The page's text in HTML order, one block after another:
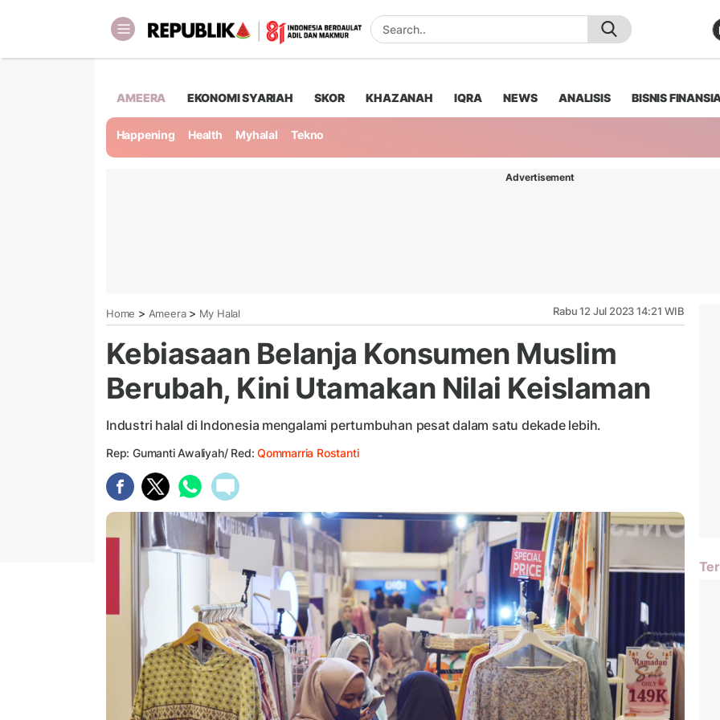
AMEERA EKONOMI SYARIAH SKOR KHAZANAH IQRA NEWS ANALISIS BISNIS
Happening Health Myhalal Tekno
Advertisement
Home > Ameera> My Halal Rabu 12 Jul 2023 14:21 WIB
Kebiasaan Belanja Konsumen Muslim
Berubah, Kini Utamakan Nilai Keislaman
Industri halal di Indonesia mengalami pertumbuhan pesat dalam satu dekade lebih.
Rep: Gumanti Awaliyah/ Red:Qommarria Rostanti